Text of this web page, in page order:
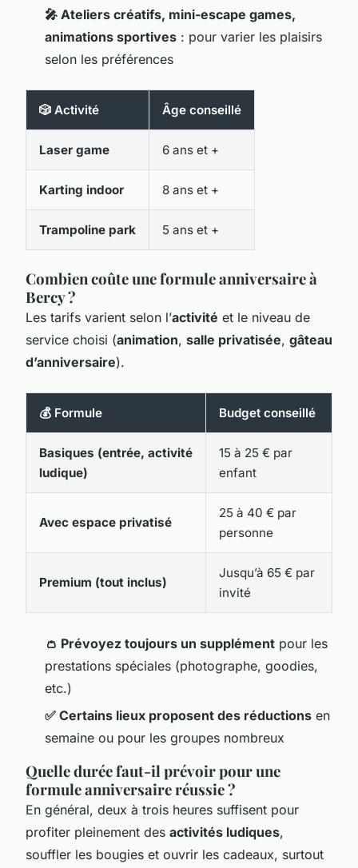
🎤 Ateliers créatifs, mini-escape games,
animations sportives : pour varier les plaisirs
selon les préférences
🎲 Activité Âge conseillé
Laser game 6 ans et +
Karting indoor 8 ans et +
Trampoline park 5 ans et +
Combien coûte une formule anniversaire à
Bercy ?
Les tarifs varient selon l’activité et le niveau de
service choisi (animation, salle privatisée, gâteau
d’anniversaire).
💰 Formule Budget conseillé
Basiques (entrée, activité
ludique)
15 à 25 € par
enfant
Avec espace privatisé
25 à 40 € par
personne
Premium (tout inclus)
Jusqu’à 65 € par
invité
👛 Prévoyez toujours un supplément pour les
prestations spéciales (photographe, goodies,
etc.)
✅ Certains lieux proposent des réductions en
semaine ou pour les groupes nombreux
Quelle durée faut-il prévoir pour une
formule anniversaire réussie ?
En général, deux à trois heures suffisent pour
profiter pleinement des activités ludiques,
souffler les bougies et ouvrir les cadeaux, surtout